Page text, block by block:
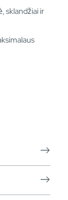
sklandžiai ir